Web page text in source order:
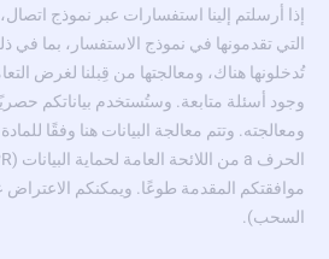
إذا أرسلتم إلينا استفسارات عبر نموذج
التي تقدمونها في نموذج الاستفسار، بما في
تُدخلونها هناك، ومعالجتها من قِبلنا لغرض
وجود أسئلة متابعة. وستُستخدم بياناتكم
موافقتكم المقدمة طوعًا. ويمكنكم
السحب).